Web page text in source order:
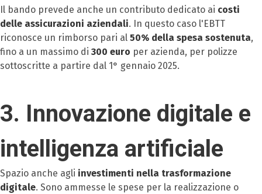
Il bando prevede anche un contributo dedicato ai costi
delle assicurazioni aziendali. In questo caso l'EBTT
riconosce un rimborso pari al 50% della spesa sostenuta,
fino a un massimo di 300 euro per azienda, per polizze
sottoscritte a partire dal 1° gennaio 2025.
3. Innovazione digitale e
intelligenza artificiale
Spazio anche agli investimenti nella trasformazione
digitale. Sono ammesse le spese per la realizzazione o